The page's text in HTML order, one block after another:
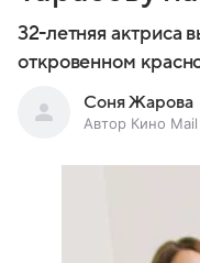
32-летняя актриса
откровенном
Соня Жарова
Автор Кино Mail